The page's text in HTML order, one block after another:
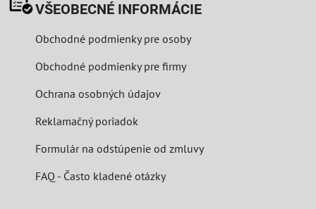
VŠEOBECNÉ INFORMÁCIE
Obchodné podmienky pre osoby
Obchodné podmienky pre firmy
Ochrana osobných údajov
Reklamačný poriadok
Formulár na odstúpenie od zmluvy
FAQ - Často kladené otázky